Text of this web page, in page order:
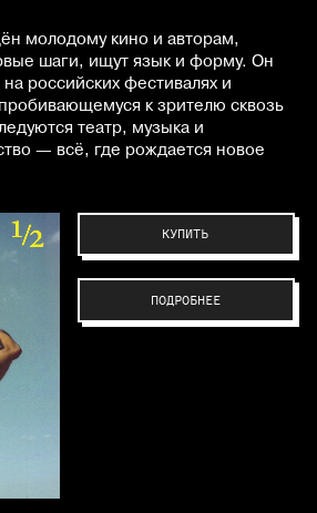
молодому кино и авторам,
шаги, ищут язык и форму. Он
российских фестивалях и
к зрителю сквозь
театр, музыка и
— всё, где рождается новое
КУПИТЬ
ПОДРОБНЕЕ